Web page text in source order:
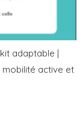
adaptable |
active et